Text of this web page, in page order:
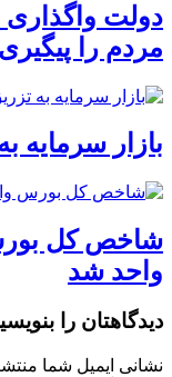
دولت
مردم را
بازار سرمایه
واحد شد
دیدگاهتان را
نشانی ایمیل شما